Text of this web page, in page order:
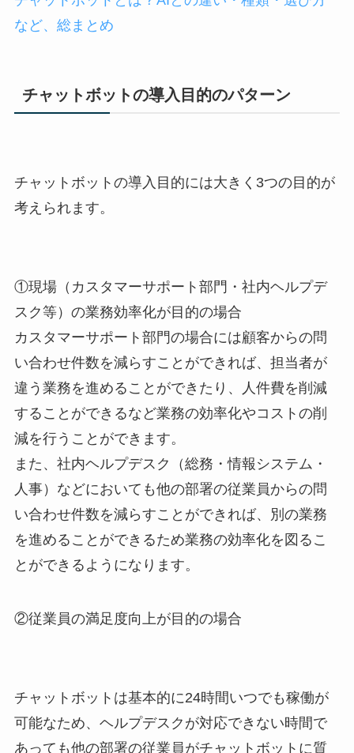
など、総まとめ
チャットボットの導入目的のパターン
チャットボットの導入目的には大きく3つの目的が
考えられます。
①現場（カスタマーサポート部門・社内ヘルプデ
スク等）の業務効率化が目的の場合
カスタマーサポート部門の場合には顧客からの問
い合わせ件数を減らすことができれば、担当者が
違う業務を進めることができたり、人件費を削減
することができるなど業務の効率化やコストの削
減を行うことができます。
また、社内ヘルプデスク（総務・情報システム・
人事）などにおいても他の部署の従業員からの問
い合わせ件数を減らすことができれば、別の業務
を進めることができるため業務の効率化を図るこ
とができるようになります。
②従業員の満足度向上が目的の場合
チャットボットは基本的に24時間いつでも稼働が
可能なため、ヘルプデスクが対応できない時間で
あっても他の部署の従業員がチャットボットに質